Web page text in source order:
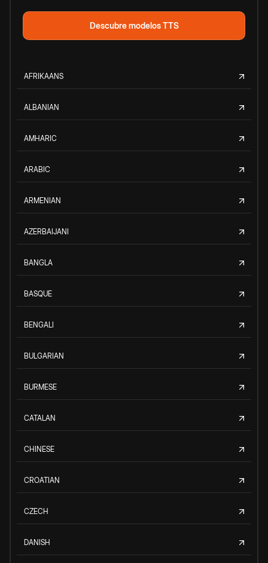
Descubre modelos TTS
AFRIKAANS
ALBANIAN
AMHARIC
ARABIC
ARMENIAN
AZERBAIJANI
BANGLA
BASQUE
BENGALI
BULGARIAN
BURMESE
CATALAN
CHINESE
CROATIAN
CZECH
DANISH